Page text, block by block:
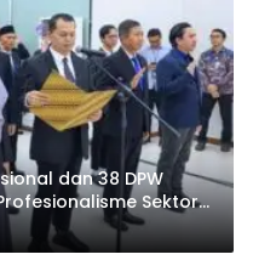
dan 38 DPW
Sektor